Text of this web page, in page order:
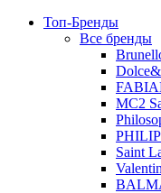
Топ-Бренды
Все бренды
MC2
Saint